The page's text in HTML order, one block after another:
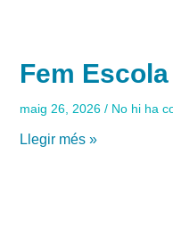
Fem
maig 26, 2026 No hi ha
Llegir més »